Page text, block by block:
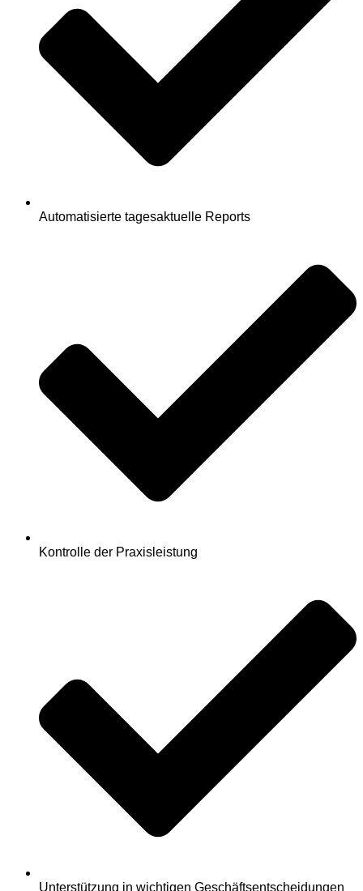
Automatisierte tagesaktuelle Reports
Kontrolle der Praxisleistung
Unterstützung in wichtigen Geschäftsentscheidungen